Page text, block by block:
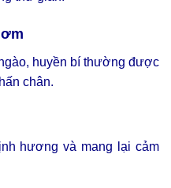
huyền bí thường được
chân.
hương và mang lại cảm